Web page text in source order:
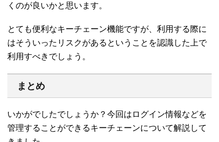
くのが良いかと思います。
とても便利なキーチェーン機能ですが、利用する際に
はそういったリスクがあるということを認識した上で
利用すべきでしょう。
まとめ
いかがでしたでしょうか？今回はログイン情報などを
管理することができるキーチェーンについて解説して